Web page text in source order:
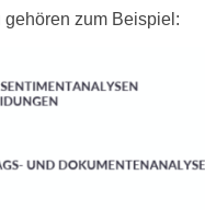
zum Beispiel: